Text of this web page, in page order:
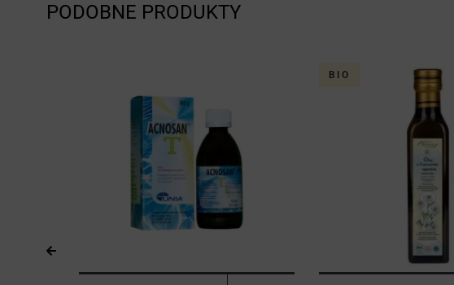
PODOBNE PRODUKTY
BIO